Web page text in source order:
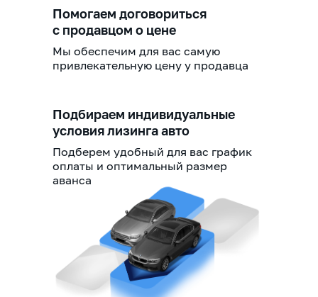
Подбираем индивидуальные
условия лизинга авто
Подберем удобный для вас график
оплаты и оптимальный размер
аванса
Помогаем договориться
с продавцом о цене
Мы обеспечим для вас самую
привлекательную цену у продавца